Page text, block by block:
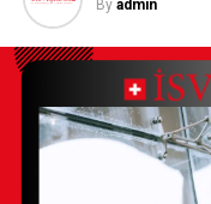
Sharm el-
Reisekäfer-
By admin